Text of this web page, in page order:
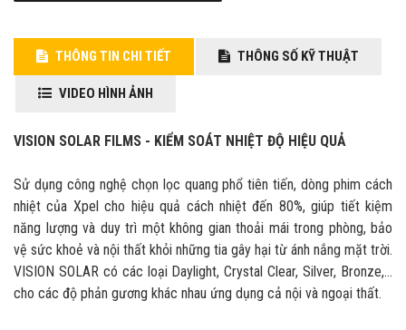
THÔNG TIN CHI TIẾT THÔNG SỐ KỸ THUẬT
VIDEO HÌNH ẢNH
VISION SOLAR FILMS - KIỂM SOÁT NHIỆT ĐỘ HIỆU QUẢ
Sử dụng công nghệ chọn lọc quang phổ tiên tiến, dòng phim cách
nhiệt của Xpel cho hiệu quả cách nhiệt đến 80%, giúp tiết kiệm
năng lượng và duy trì một không gian thoải mái trong phòng, bảo
vệ sức khoẻ và nội thất khỏi những tia gây hại từ ánh nắng mặt trời.
VISION SOLAR có các loại Daylight, Crystal Clear, Silver, Bronze,…
cho các độ phản gương khác nhau ứng dụng cả nội và ngoại thất.